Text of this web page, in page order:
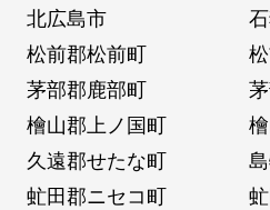
北広島市
松前郡松前町
茅部郡鹿部町
檜山郡上ノ国町
久遠郡せたな町
虻田郡ニセコ町